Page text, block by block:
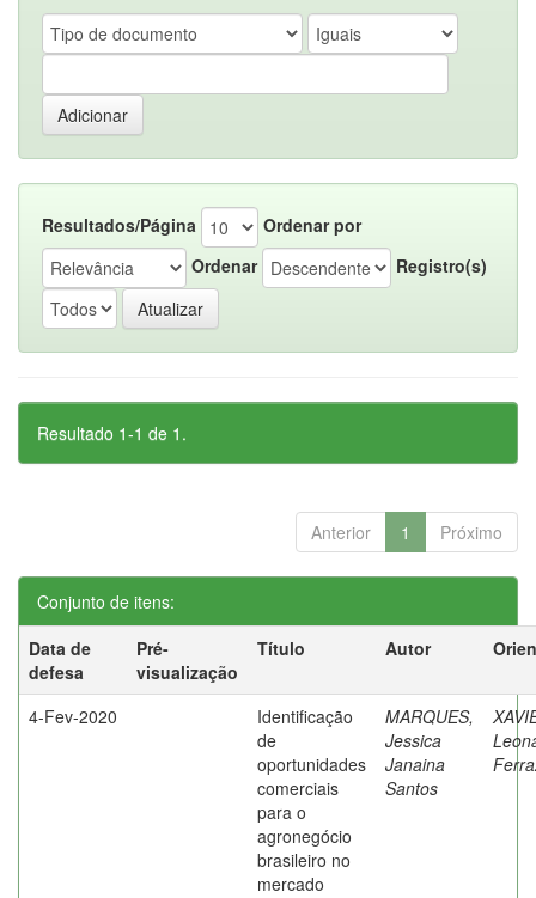
Resultados/Página
Ordenar por
Ordenar
Registro(s)
Resultado 1-1 de 1.
Anterior 1 Próximo
Conjunto de itens:
Data de
defesa
Pré-
visualização
Título Autor
4-Fev-2020
Identificação
de
oportunidades
comerciais
para o
agronegócio
brasileiro no
mercado
MARQUES,
Jessica
Janaina
Santos